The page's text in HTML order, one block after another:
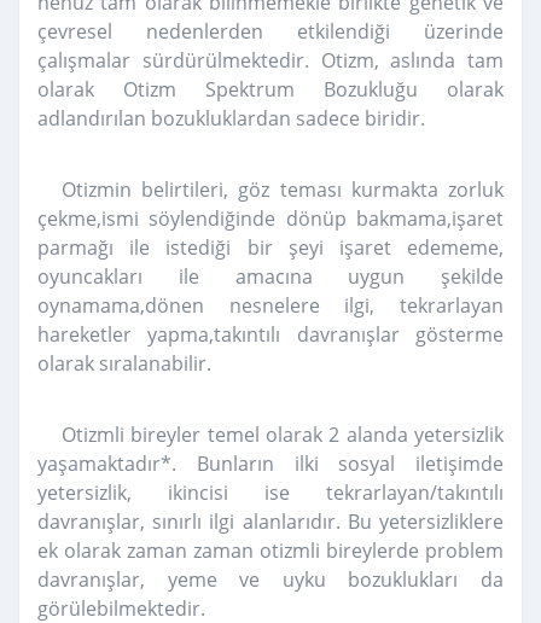
çevresel nedenlerden etkilendiği üzerinde
çalışmalar sürdürülmektedir. Otizm, aslında tam
olarak Otizm Spektrum Bozukluğu olarak
adlandırılan bozukluklardan sadece biridir.
Otizmin belirtileri, göz teması kurmakta zorluk
çekme,ismi söylendiğinde dönüp bakmama,işaret
parmağı ile istediği bir şeyi işaret edememe,
oyuncakları ile amacına uygun şekilde
oynamama,dönen nesnelere ilgi, tekrarlayan
hareketler yapma,takıntılı davranışlar gösterme
olarak sıralanabilir.
Otizmli bireyler temel olarak 2 alanda yetersizlik
yaşamaktadır*. Bunların ilki sosyal iletişimde
yetersizlik, ikincisi ise tekrarlayan/takıntılı
davranışlar, sınırlı ilgi alanlarıdır. Bu yetersizliklere
ek olarak zaman zaman otizmli bireylerde problem
davranışlar, yeme ve uyku bozuklukları da
görülebilmektedir.